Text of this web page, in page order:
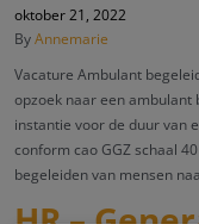
oktober 21, 2022
ByAnnemarie
Vacature Ambulant
opzoek naar een ambulant
instantie voor de duur van
conform cao GGZ schaal
begeleiden van mensen